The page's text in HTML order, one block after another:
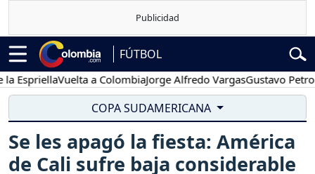
FÚTBOL
Vuelta a ColombiaJorge Alfredo VargasGustavo Petro
COPA SUDAMERICANA
Se les apagó la fiesta: América
de Cali sufre baja considerable